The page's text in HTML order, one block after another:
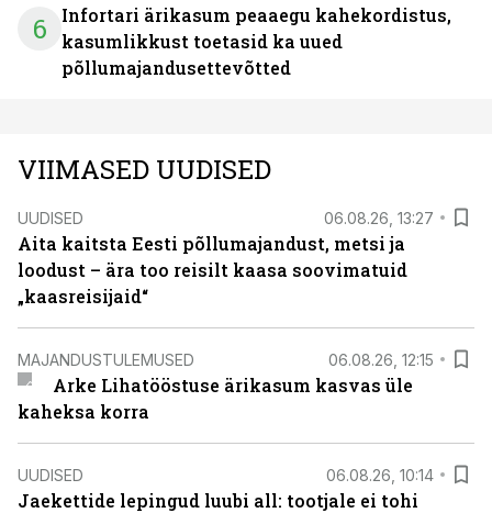
6
Infortari ärikasum peaaegu kahekordistus,
kasumlikkust toetasid ka uued
põllumajandusettevõtted
VIIMASED UUDISED
UUDISED 06.08.26, 13:27
Aita kaitsta Eesti põllumajandust, metsi ja
loodust – ära too reisilt kaasa soovimatuid
„kaasreisijaid“
MAJANDUSTULEMUSED 06.08.26, 12:15
Arke Lihatööstuse ärikasum kasvas üle
kaheksa korra
UUDISED 06.08.26, 10:14
Jaekettide lepingud luubi all: tootjale ei tohi